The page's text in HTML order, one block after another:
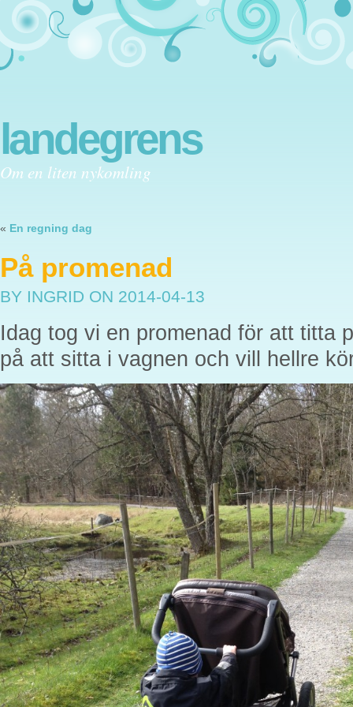
landegrens
Om en liten nykomling
« En regning dag
På promenad
BY INGRID ON 2014-04-13
Idag tog vi en promenad för att titta
på att sitta i vagnen och vill hellre